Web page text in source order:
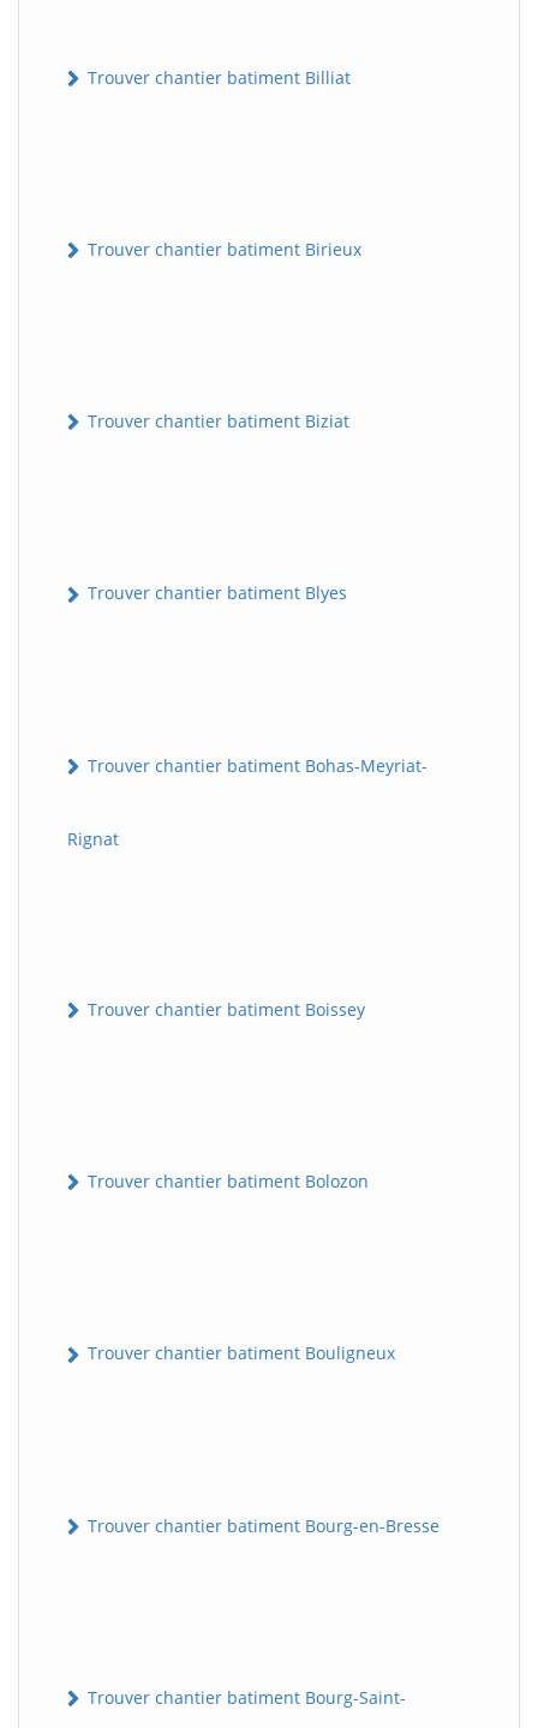
Trouver chantier batiment Billiat
Trouver chantier batiment Birieux
Trouver chantier batiment Biziat
Trouver chantier batiment Blyes
Trouver chantier batiment Bohas-Meyriat-
Rignat
Trouver chantier batiment Boissey
Trouver chantier batiment Bolozon
Trouver chantier batiment Bouligneux
Trouver chantier batiment Bourg-en-Bresse
Trouver chantier batiment Bourg-Saint-